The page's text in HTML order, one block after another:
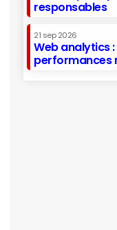
responsables
21 sep 2026
Web analytics
performances